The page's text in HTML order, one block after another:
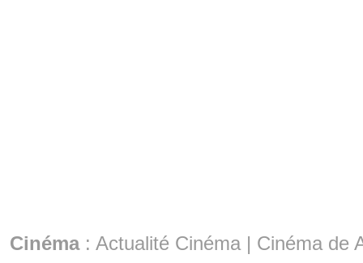
Cinéma: Actualité Cinéma | Cinéma de